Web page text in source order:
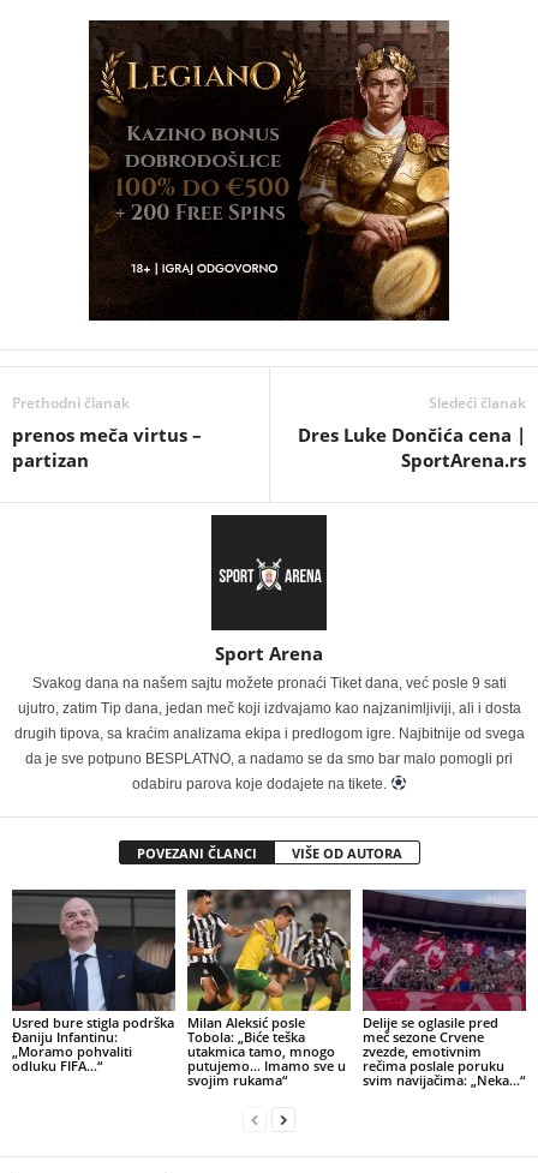
Prethodni članak
prenos meča virtus –
partizan
Sledeći članak
Dres Luke Dončića cena |
SportArena.rs
Sport Arena
Svakog dana na našem sajtu možete pronaći Tiket dana, već posle 9 sati
ujutro, zatim Tip dana, jedan meč koji izdvajamo kao najzanimljiviji, ali i dosta
drugih tipova, sa kraćim analizama ekipa i predlogom igre. Najbitnije od svega
da je sve potpuno BESPLATNO, a nadamo se da smo bar malo pomogli pri
odabiru parova koje dodajete na tikete.
POVEZANI ČLANCI VIŠE OD AUTORA
Usred bure stigla podrška
Đaniju Infantinu:
„Moramo pohvaliti
odluku FIFA…“
Milan Aleksić posle
Tobola: „Biće teška
utakmica tamo, mnogo
putujemo… Imamo sve u
svojim rukama“
Delije se oglasile pred
meč sezone Crvene
zvezde, emotivnim
rečima poslale poruku
svim navijačima: „Neka…“